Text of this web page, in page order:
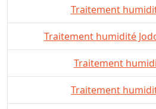
Traitement
Traitement humidité
Traitement
Traitement